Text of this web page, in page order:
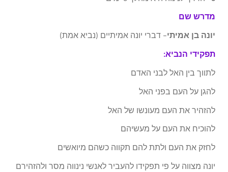
מדרש שם
יונה בן אמיתי– דברי יונה אמיתיים (נביא אמת)
תפקידי הנביא:
לתווך בין האל לבני האדם
להגן על העם בפני האל
להזהיר את העם מעונשו של האל
להוכיח את העם על מעשיהם
לחזק את העם ולתת להם תקווה כשהם מיואשים
יונה מצווה על פי תפקידו להעביר לאנשי נינווה מסר ולהזהירם